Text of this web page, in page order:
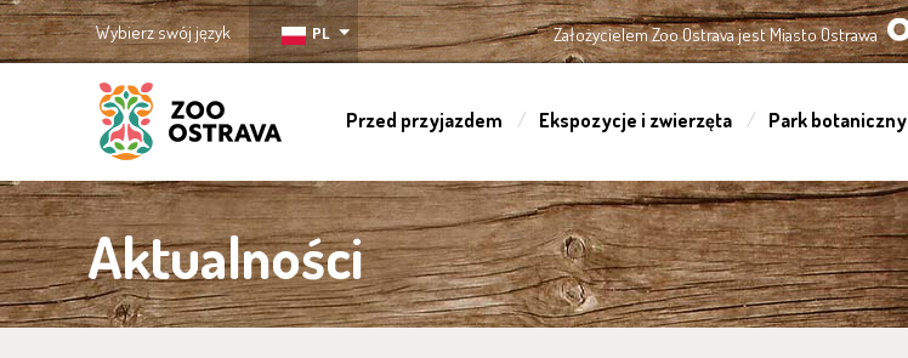
Założycielem Zoo Ostrava jest Miasto Ostrawa
Wybierz swój język PL
ZOO Ostrava
Przed przyjazdem Ekspozycje i zwierzęta Park botaniczny
Aktualności